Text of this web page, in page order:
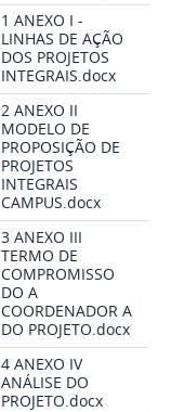
1 ANEXO I -
LINHAS DE AÇÃO
DOS PROJETOS
INTEGRAIS.docx
2 ANEXO II
MODELO DE
PROPOSIÇÃO DE
PROJETOS
INTEGRAIS
CAMPUS.docx
3 ANEXO III
TERMO DE
COMPROMISSO
DO A
COORDENADOR A
DO PROJETO.docx
4 ANEXO IV
ANÁLISE DO
PROJETO.docx